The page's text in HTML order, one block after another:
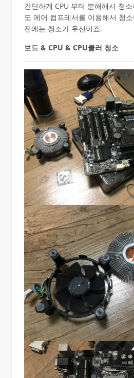
간단하게 CPU 부터 분해해서 청
도 에어 컴프레서를 이용해서 청
전에는 청소가 우선이죠.
보드 & CPU & CPU쿨러 청소